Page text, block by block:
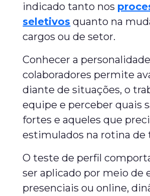
indicado tanto nos
seletivos quanto na
cargos ou de setor.
Conhecer a
colaboradores permite
diante de situações, o
equipe e perceber quais
fortes e aqueles que
estimulados na rotina de
O teste de perfil
ser aplicado por meio de
presenciais ou online,